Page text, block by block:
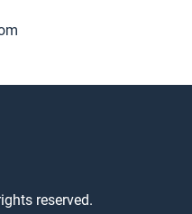
reserved.